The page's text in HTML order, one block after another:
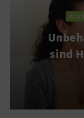
sind